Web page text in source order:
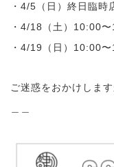
・4/5（日）終日臨時
・4/18（土）10:00
・4/19（日）10:00〜
ご迷惑をおかけしま